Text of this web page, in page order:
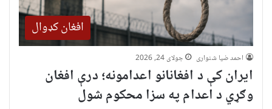
افغان کډوال
احمد ضیا شنواری جولای 24, 2026
ایران کې د افغانانو اعدامونه؛ درې افغان
وګړي د اعدام په سزا محکوم شول